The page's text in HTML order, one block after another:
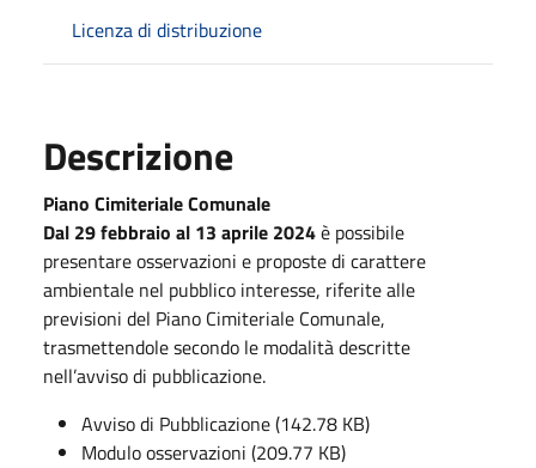
Licenza di distribuzione
Descrizione
Piano Cimiteriale Comunale
Dal 29 febbraio al 13 aprile 2024è possibile
presentare osservazioni e proposte di carattere
ambientale nel pubblico interesse, riferite alle
previsioni del Piano Cimiteriale Comunale,
trasmettendole secondo le modalità descritte
nell’avviso di pubblicazione.
Avviso di Pubblicazione (142.78 KB)
Modulo osservazioni (209.77 KB)